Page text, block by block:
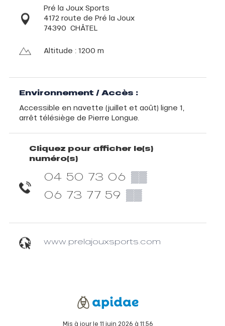
Pré la Joux Sports
4172 route de Pré la Joux
74390 CHÂTEL
Altitude : 1200 m
Environnement / Accès :
Accessible en navette (juillet et août) ligne 1,
arrêt télésiège de Pierre Longue.
Cliquez pour afficher le(s)
numéro(s)
04 50 73 06 ▒▒
06 73 77 59 ▒▒
www.prelajouxsports.com
Mis à jour le 11 juin 2026 à 11:56